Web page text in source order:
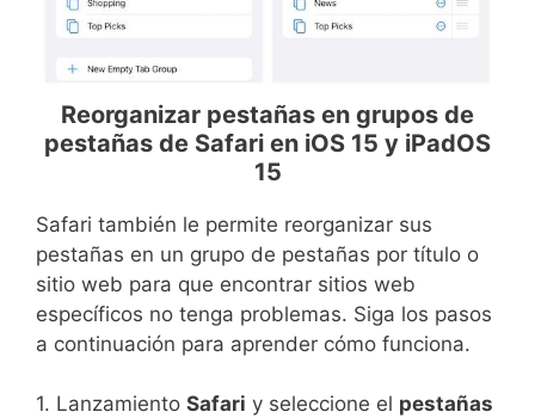
Reorganizar pestañas en grupos de
pestañas de Safari en iOS 15 y iPadOS
15
Safari también le permite reorganizar sus
pestañas en un grupo de pestañas por título o
sitio web para que encontrar sitios web
específicos no tenga problemas. Siga los pasos
a continuación para aprender cómo funciona.
1. Lanzamiento Safari y seleccione el pestañas